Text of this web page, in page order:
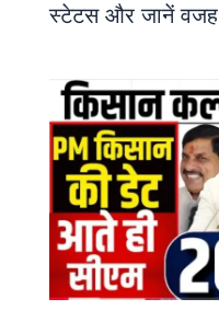
स्टेटस और जानें वजह